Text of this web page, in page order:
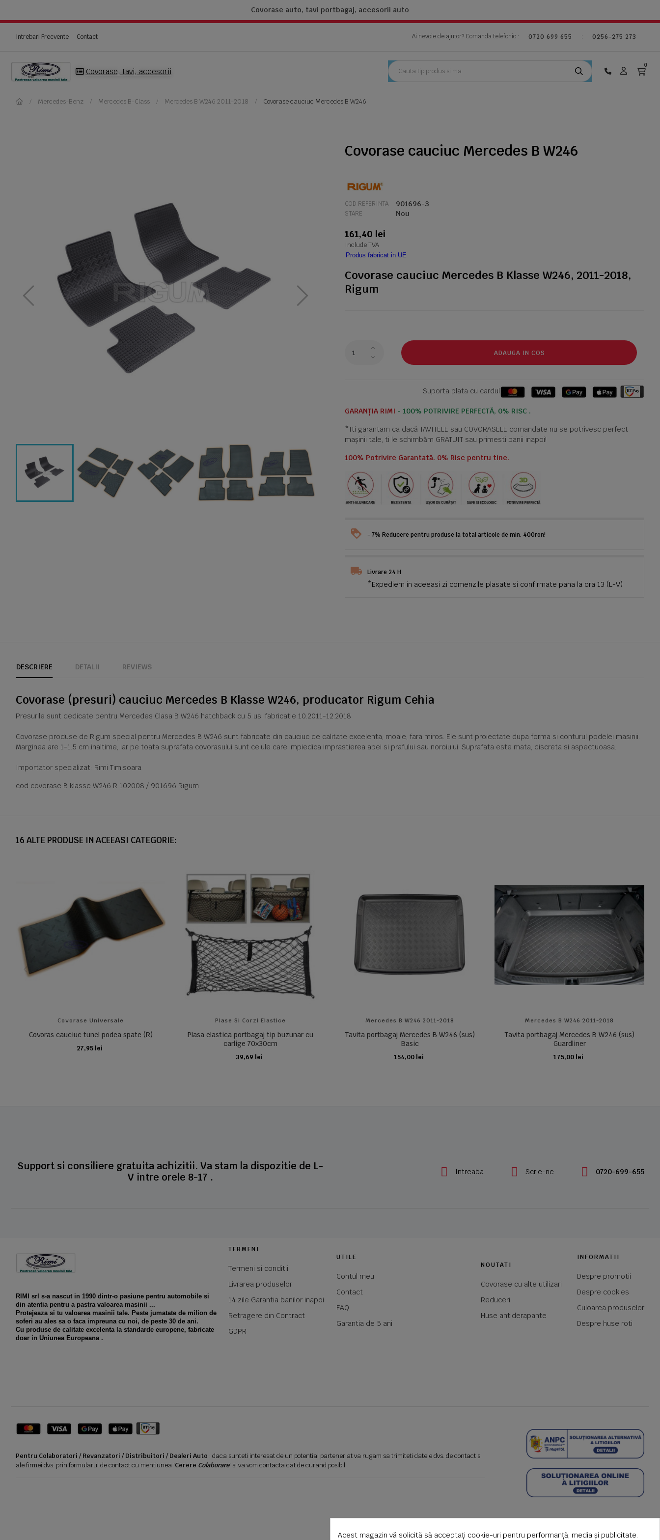
Covorase auto, tavi portbagaj, accesorii auto
Intrebari Frecvente Contact Ai nevoie de ajutor? Comanda telefonic : 0720 699 655 ; 0256-275 273
Covorase, tavi, accesorii
0
Mercedes-Benz Mercedes B-Class Mercedes B W246 2011-2018 Covorase cauciuc Mercedes B W246
Covorase cauciuc Mercedes B W246
COD REFERINTA 901696-3
STARE Nou
161,40 lei
Include TVA
Produs fabricat in UE
Covorase cauciuc Mercedes B Klasse W246, 2011-2018,
Rigum
ADAUGA IN COS
Suporta plata cu cardul
GARANȚIA RIMI - 100% POTRIVIRE PERFECTĂ, 0% RISC .
*Iti garantam ca dacă TAVITELE sau COVORASELE comandate nu se potrivesc perfect
mașinii tale, ti le schimbăm GRATUIT sau primesti banii inapoi!
100% Potrivire Garantată. 0% Risc pentru tine.
- 7% Reducere pentru produse la total articole de min. 400ron!
Livrare 24 H
*Expediem in aceeasi zi comenzile plasate si confirmate pana la ora 13 (L-V)
DESCRIERE DETALII REVIEWS
Covorase (presuri) cauciuc Mercedes B Klasse W246, producator Rigum Cehia
Presurile sunt dedicate pentru Mercedes Clasa B W246 hatchback cu 5 usi fabricatie 10.2011-12.2018
Covorase produse de Rigum special pentru Mercedes B W246 sunt fabricate din cauciuc de calitate excelenta, moale, fara miros. Ele sunt proiectate dupa forma si conturul podelei masinii.
Marginea are 1-1.5 cm inaltime, iar pe toata suprafata covorasului sunt celule care impiedica imprastierea apei si prafului sau noroiului. Suprafata este mata, discreta si aspectuoasa.
Importator specializat: Rimi Timisoara
cod covorase B klasse W246 R 102008 / 901696 Rigum
16 ALTE PRODUSE IN ACEEASI CATEGORIE:
Covorase Universale
Covoras cauciuc tunel podea spate (R)
27,95 lei
ADAUGA IN COS
Plase Si Corzi Elastice
Plasa elastica portbagaj tip buzunar cu
carlige 70x30cm
39,69 lei
ADAUGA IN COS
Mercedes B W246 2011-2018
Tavita portbagaj Mercedes B W246 (sus)
Basic
154,00 lei
ADAUGA IN COS
Mercedes B W246 2011-2018
Tavita portbagaj Mercedes B W246 (sus)
Guardliner
175,00 lei
ADAUGA IN COS
Support si consiliere gratuita achizitii. Va stam la dispozitie de L-
V intre orele 8-17 .
Intreaba Scrie-ne 0720-699-655
RIMI srl s-a nascut in 1990 dintr-o pasiune pentru automobile si
din atentia pentru a pastra valoarea masinii ...
Protejeaza si tu valoarea masinii tale. Peste jumatate de milion de
soferi au ales sa o faca impreuna cu noi, de peste 30 de ani.
Cu produse de calitate excelenta la standarde europene, fabricate
doar in Uniunea Europeana .
TERMENI
Termeni si conditii
Livrarea produselor
14 zile Garantia banilor inapoi
Retragere din Contract
GDPR
UTILE
Contul meu
Contact
FAQ
Garantia de 5 ani
NOUTATI
Covorase cu alte utilizari
Reduceri
Huse antiderapante
INFORMATII
Despre promotii
Despre cookies
Culoarea produselor
Despre huse roti
Pentru Colaboratori / Revanzatori / Distribuitori / Dealeri Auto : daca sunteti interesat de un potential parteneriat va rugam sa trimiteti datele dvs. de contact si
ale firmei dvs. prin formularul de contact cu mentiunea 'Cerere Colaborare' si va vom contacta cat de curand posibil.
Acest magazin vă solicită să acceptați cookie-uri pentru performanță, media și publicitate.